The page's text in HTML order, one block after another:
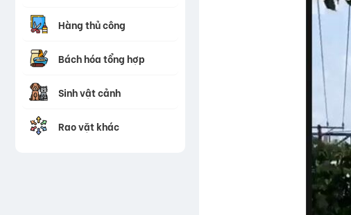
Hàng thủ công
Bách hóa tổng hợp
Sinh vật cảnh
Rao vặt khác